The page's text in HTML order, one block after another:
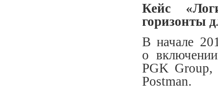
Кейс
горизонты
В начале
о
PGK Group,
Postman.